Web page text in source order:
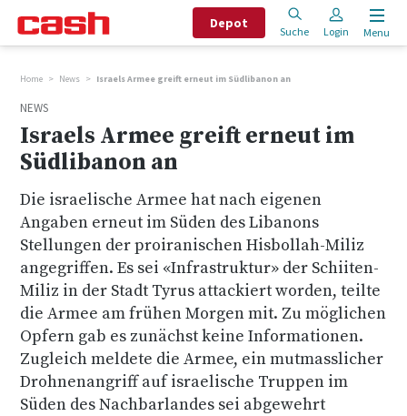
Depot
Suche Login Menu
Home News Israels Armee greift erneut im Südlibanon an
NEWS
Israels Armee greift erneut im
Südlibanon an
Die israelische Armee hat nach eigenen
Angaben erneut im Süden des Libanons
Stellungen der proiranischen Hisbollah-Miliz
angegriffen. Es sei «Infrastruktur» der Schiiten-
Miliz in der Stadt Tyrus attackiert worden, teilte
die Armee am frühen Morgen mit. Zu möglichen
Opfern gab es zunächst keine Informationen.
Zugleich meldete die Armee, ein mutmasslicher
Drohnenangriff auf israelische Truppen im
Süden des Nachbarlandes sei abgewehrt